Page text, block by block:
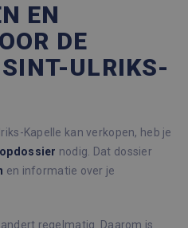
EN
DE
ULRIKS-
Kapelle kan verkopen, heb je
nodig. Dat dossier
en informatie over je
regelmatig. Daarom is